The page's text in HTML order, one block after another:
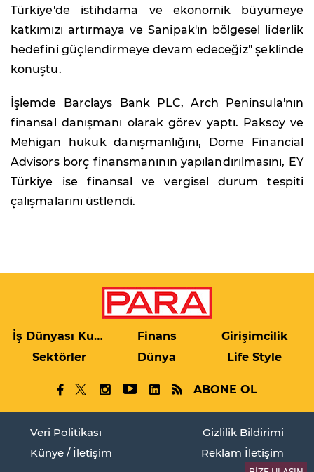
Türkiye'de istihdama ve ekonomik büyümeye
katkımızı artırmaya ve Sanipak'ın bölgesel liderlik
hedefini güçlendirmeye devam edeceğiz" şeklinde
konuştu.
İşlemde Barclays Bank PLC, Arch Peninsula'nın
finansal danışmanı olarak görev yaptı. Paksoy ve
Mehigan hukuk danışmanlığını, Dome Financial
Advisors borç finansmanının yapılandırılmasını, EY
Türkiye ise finansal ve vergisel durum tespiti
çalışmalarını üstlendi.
İş Dünyası Kulis Finans
Girişimcilik
Sektörler
Dünya Life Style
ABONE OL
Veri Politikası
Gizlilik Bildirimi
Künye / İletişim
Reklam İletişim